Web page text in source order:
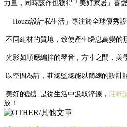
力量，同時該作也獲得「美好家居」喜愛
「Houzz設計私生活」專注於全球優秀
不同建材的質地，致使產生瞬息萬變的
光影如順應編排的琴音，方寸之間，美
以空間為詩，莊總監總能以簡練的設計
美好的設計是從生活中汲取淬鍊， 莊軒
放！